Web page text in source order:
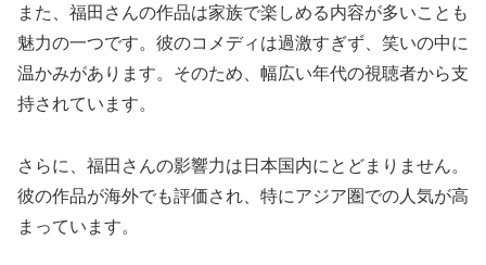
また、福田さんの作品は家族で楽しめる内容が多いことも
魅力の一つです。彼のコメディは過激すぎず、笑いの中に
温かみがあります。そのため、幅広い年代の視聴者から支
持されています。
さらに、福田さんの影響力は日本国内にとどまりません。
彼の作品が海外でも評価され、特にアジア圏での人気が高
まっています。